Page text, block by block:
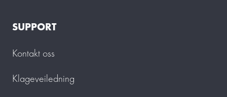
SUPPORT
Kontakt oss
Klageveiledning